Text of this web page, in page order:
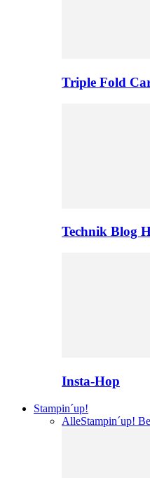
Triple Fold
Technik Blog
Insta-Hop
Stampin´up!
AlleStampin´up!